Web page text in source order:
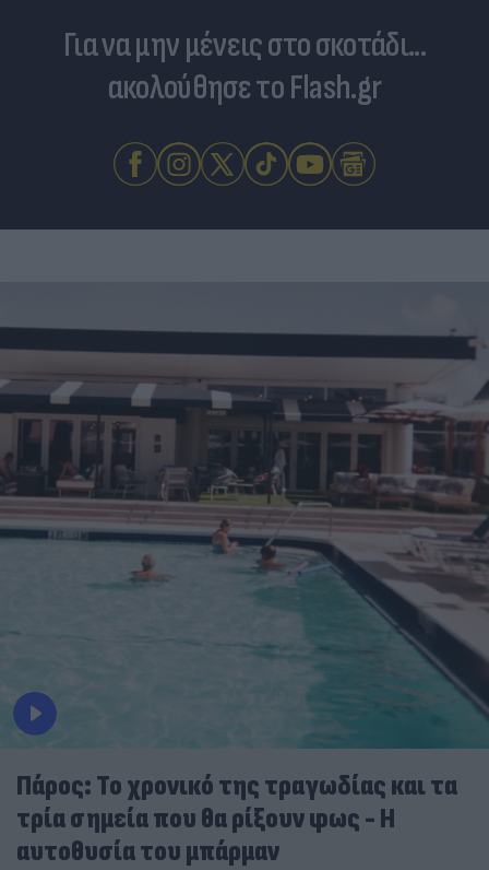
Για να μην μένεις στο σκοτάδι...
ακολούθησε το Flash.gr
Πάρος: Το χρονικό της τραγωδίας και τα
τρία σημεία που θα ρίξουν φως - Η
αυτοθυσία του μπάρμαν